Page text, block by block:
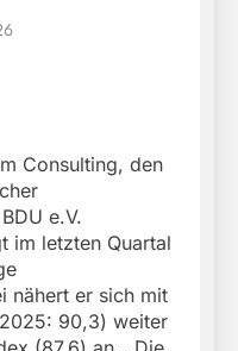
Consulting, den
e.V.
im letzten Quartal
nähert er sich mit
90,3) weiter